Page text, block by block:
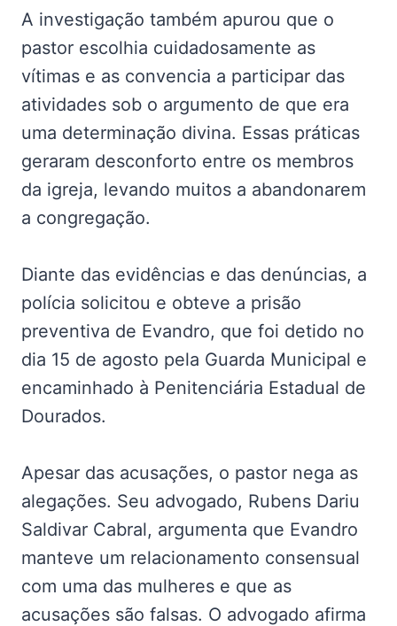
A investigação também apurou que o
pastor escolhia cuidadosamente as
vítimas e as convencia a participar das
atividades sob o argumento de que era
uma determinação divina. Essas práticas
geraram desconforto entre os membros
da igreja, levando muitos a abandonarem
a congregação.
Diante das evidências e das denúncias, a
polícia solicitou e obteve a prisão
preventiva de Evandro, que foi detido no
dia 15 de agosto pela Guarda Municipal e
encaminhado à Penitenciária Estadual de
Dourados.
Apesar das acusações, o pastor nega as
alegações. Seu advogado, Rubens Dariu
Saldivar Cabral, argumenta que Evandro
manteve um relacionamento consensual
com uma das mulheres e que as
acusações são falsas. O advogado afirma